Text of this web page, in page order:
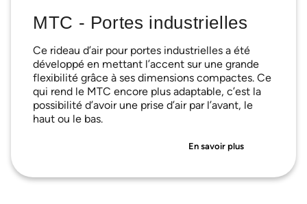
MTC - Portes industrielles
Ce rideau d’air pour portes industrielles a été
développé en mettant l’accent sur une grande
flexibilité grâce à ses dimensions compactes. Ce
qui rend le MTC encore plus adaptable, c’est la
possibilité d’avoir une prise d’air par l’avant, le
haut ou le bas.
En savoir plus